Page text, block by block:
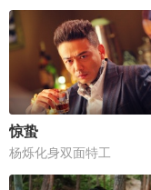
惊蛰
杨烁化身双面特工